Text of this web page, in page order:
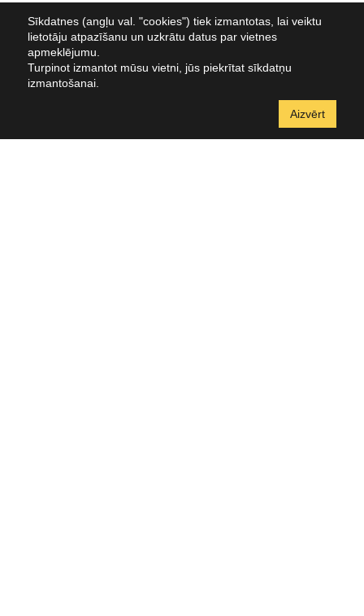
Sīkdatnes (angļu val. "cookies") tiek izmantotas, lai veiktu
lietotāju atpazīšanu un uzkrātu datus par vietnes
apmeklējumu.
Turpinot izmantot mūsu vietni, jūs piekrītat sīkdatņu
izmantošanai.
Aizvērt